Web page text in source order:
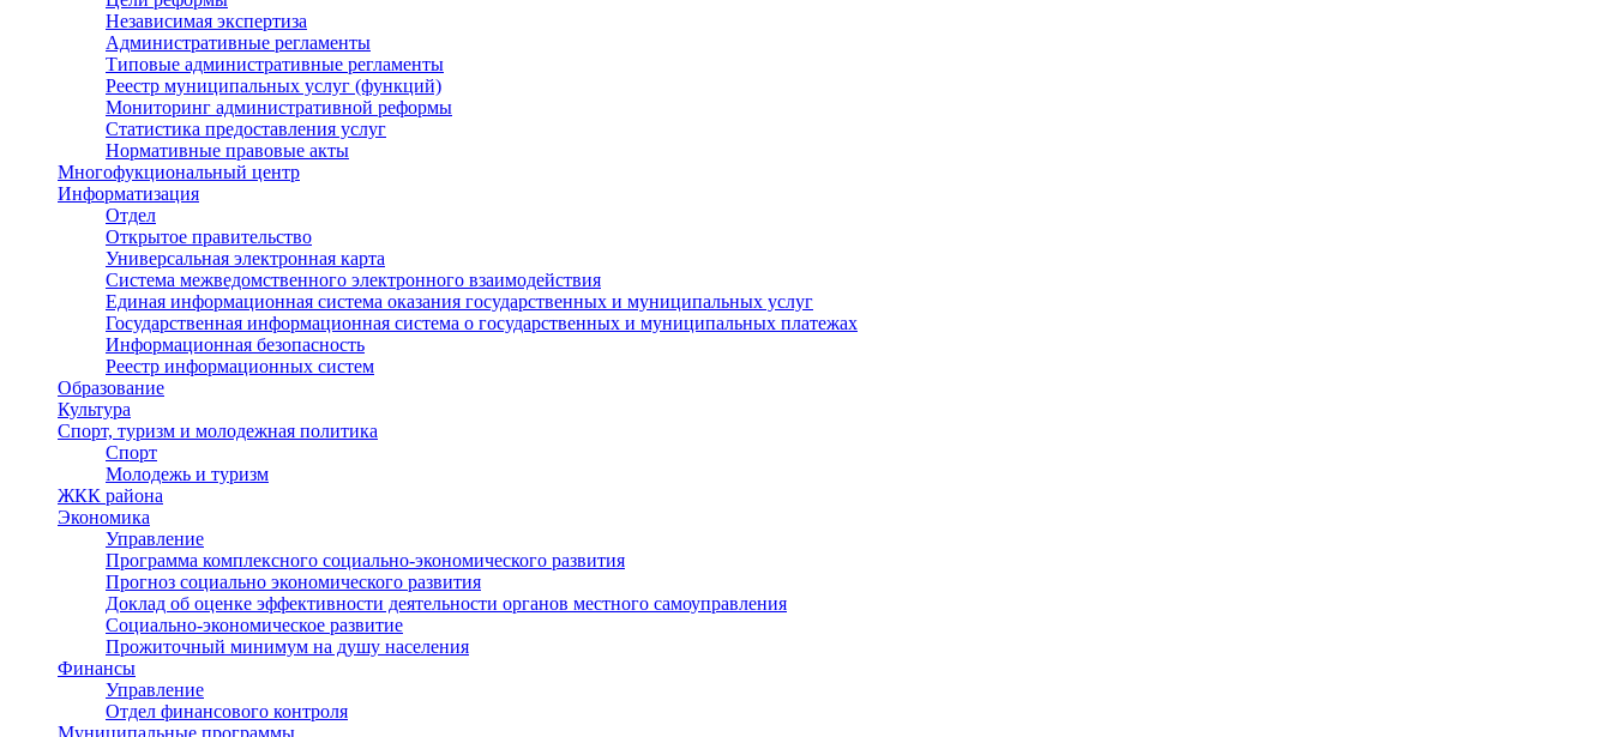
Независимая экспертиза
Административные регламенты
Типовые административные регламенты
Реестр муниципальных услуг (функций)
Мониторинг административной реформы
Статистика предоставления услуг
Нормативные правовые акты
Многофукциональный центр
Информатизация
Отдел
Открытое правительство
Универсальная электронная карта
Система межведомственного электронного взаимодействия
Единая информационная система оказания государственных и муниципальных услуг
Государственная информационная система о государственных и муниципальных платежах
Информационная безопасность
Реестр информационных систем
Образование
Культура
Спорт, туризм и молодежная политика
Спорт
Молодежь и туризм
ЖКК района
Экономика
Управление
Программа комплексного социально-экономического развития
Прогноз социально экономического развития
Доклад об оценке эффективности деятельности органов местного самоуправления
Социально-экономическое развитие
Прожиточный минимум на душу населения
Финансы
Управление
Отдел финансового контроля
Муниципальные программы